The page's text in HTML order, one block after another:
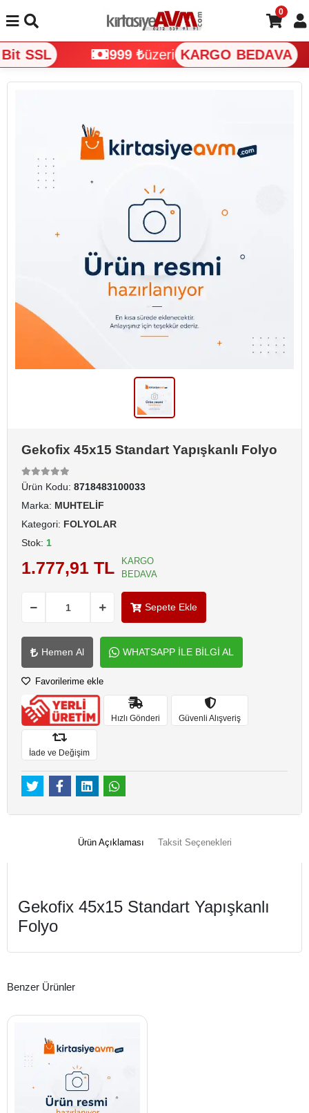
SSL 999 ₺ üzeri KARGO BEDAVA
0
Gekofix 45x15 Standart Yapışkanlı Folyo
Ürün Kodu: 8718483100033
Marka: MUHTELİF
Kategori: FOLYOLAR
Stok: 1
1.777,91 TL
KARGO
BEDAVA
Sepete Ekle
Hemen Al WHATSAPP İLE BİLGİ AL
Favorilerime ekle
Hızlı Gönderi Güvenli Alışveriş
İade ve Değişim
Ürün Açıklaması Taksit Seçenekleri
Gekofix 45x15 Standart Yapışkanlı
Folyo
Benzer Ürünler